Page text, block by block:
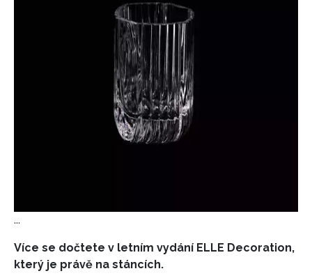
...
Více se dočtete v letním vydání ELLE Decoration,
který je právě na stáncích.